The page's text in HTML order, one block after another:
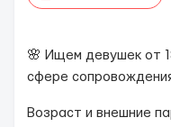
🌸 Ищем девушек от
сфере
Возраст и внешние